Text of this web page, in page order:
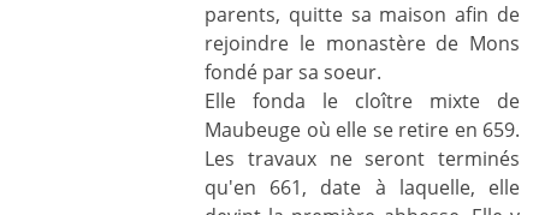
parents, quitte sa maison afin de
rejoindre le monastère de Mons
fondé par sa soeur.
Elle fonda le cloître mixte de
Maubeuge où elle se retire en 659.
Les travaux ne seront terminés
qu'en 661, date à laquelle, elle